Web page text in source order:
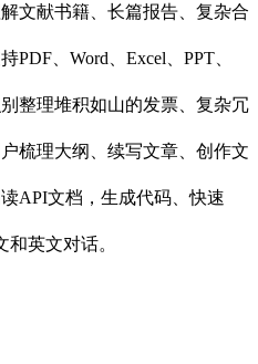
解文献书籍、长篇报告、复杂合
PDF、Word、Excel、PPT、
整理堆积如山的发票、复杂冗
梳理大纲、续写文章、创作文
读API文档，生成代码、快速
和英文对话。